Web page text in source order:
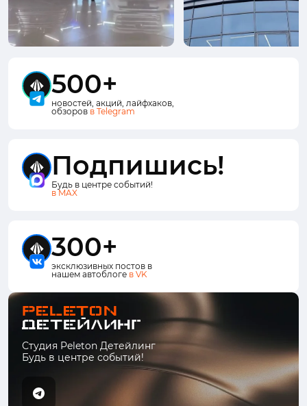
500+
новостей, акций, лайфхаков,
обзоров в Telegram
Подпишись!
Будь в центре событий!
в MAX
300+
эксклюзивных постов в
нашем автоблоге в VK
Студия Peleton Детейлинг
Будь в центре событий!